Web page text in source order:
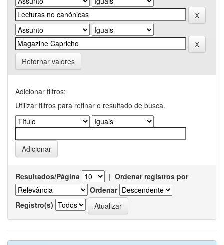
Retornar valores
Adicionar filtros:
Utilizar filtros para refinar o resultado de busca.
Resultados/Página | Ordenar registros por
Ordenar
Registro(s)